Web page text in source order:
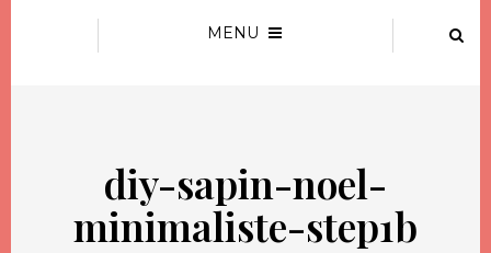
MENU
diy-sapin-noel-
minimaliste-step1b